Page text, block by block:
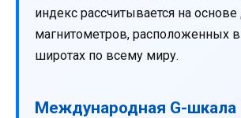
индекс рассчитывается на
магнитометров, расположенных
широтах по всему миру.
Международная G-шкала